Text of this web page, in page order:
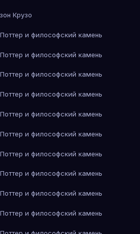
Крузо
и философский камень
и философский камень
и философский камень
и философский камень
и философский камень
и философский камень
и философский камень
и философский камень
и философский камень
и философский камень